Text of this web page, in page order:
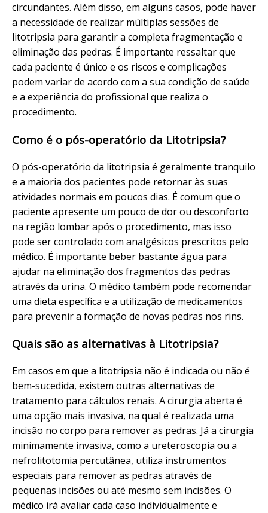
circundantes. Além disso, em alguns casos, pode haver
a necessidade de realizar múltiplas sessões de
litotripsia para garantir a completa fragmentação e
eliminação das pedras. É importante ressaltar que
cada paciente é único e os riscos e complicações
podem variar de acordo com a sua condição de saúde
e a experiência do profissional que realiza o
procedimento.
Como é o pós-operatório da Litotripsia?
O pós-operatório da litotripsia é geralmente tranquilo
e a maioria dos pacientes pode retornar às suas
atividades normais em poucos dias. É comum que o
paciente apresente um pouco de dor ou desconforto
na região lombar após o procedimento, mas isso
pode ser controlado com analgésicos prescritos pelo
médico. É importante beber bastante água para
ajudar na eliminação dos fragmentos das pedras
através da urina. O médico também pode recomendar
uma dieta específica e a utilização de medicamentos
para prevenir a formação de novas pedras nos rins.
Quais são as alternativas à Litotripsia?
Em casos em que a litotripsia não é indicada ou não é
bem-sucedida, existem outras alternativas de
tratamento para cálculos renais. A cirurgia aberta é
uma opção mais invasiva, na qual é realizada uma
incisão no corpo para remover as pedras. Já a cirurgia
minimamente invasiva, como a ureteroscopia ou a
nefrolitotomia percutânea, utiliza instrumentos
especiais para remover as pedras através de
pequenas incisões ou até mesmo sem incisões. O
médico irá avaliar cada caso individualmente e